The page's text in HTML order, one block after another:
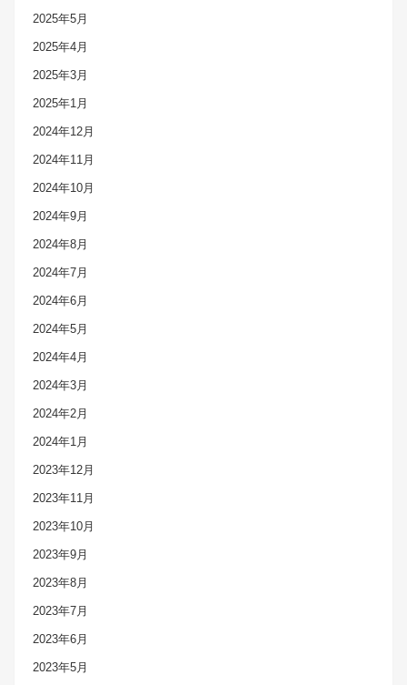
2025年5月
2025年4月
2025年3月
2025年1月
2024年12月
2024年11月
2024年10月
2024年9月
2024年8月
2024年7月
2024年6月
2024年5月
2024年4月
2024年3月
2024年2月
2024年1月
2023年12月
2023年11月
2023年10月
2023年9月
2023年8月
2023年7月
2023年6月
2023年5月